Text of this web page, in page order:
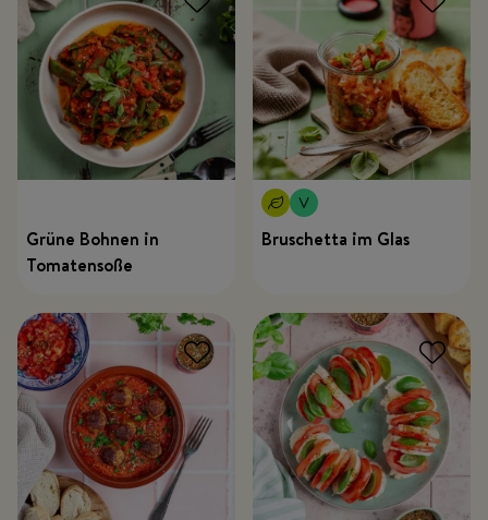
Grüne Bohnen in
Tomatensoße
Bruschetta im Glas